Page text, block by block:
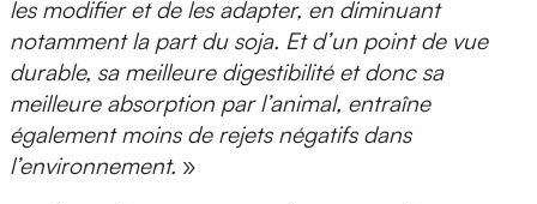
les modifier et de les adapter, en diminuant
notamment la part du soja. Et d’un point de vue
durable, sa meilleure digestibilité et donc sa
meilleure absorption par l’animal, entraîne
également moins de rejets négatifs dans
l’environnement. »